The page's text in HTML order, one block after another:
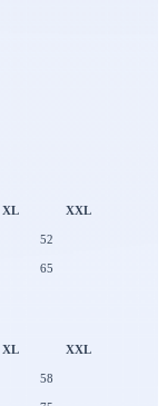
XL XXL
52
65
XL XXL
58